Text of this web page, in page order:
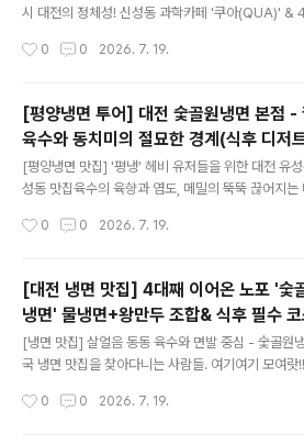
주차장이 꽉 찰 정도로 인기가 높은 곳이에요. 자극적
곁들이면 깔끔하고 든든한 점심 식사가 완성됩니다.
시 대전의 정체성! 신성동 과학카페 '쿠아(QUA)' &
과학 덕후들의 가슴을 뛰게 하는 특별한 코스가 있습
업주가 가업을 일으킨 숯골원냉면은 그 자체로 거대한
품 과학의 역사입니다. 일반적인 소고기 육수와 달리,
면의 구수한 향을 극대화하기 위해 꿩 육수와 동치미
의 산도를 절묘하게 매칭했습니다. 메밀 함량이 높아
니다.​지적 유희의 끝판왕, 과학카페 '쿠아(QUA)' 식후
0 0 2026. 7. 19.
[평양냉면 투어] 대전 숯골원냉면 본점 -
육수와 동치미의 절묘한 경계(식후 디저
과학카페 쿠아)
[평양냉면 맛집] '평냉' 헤비 유저들을 위한 대전 유성
성동 맛집육수의 육향과 염도, 메밀의 뚝뚝 끊어지는
방식을 중요하게 생각하는 분들에게 추천!![평양냉면
냉 덕후'라면 대전 숯골원냉면 본점은 반드시 거쳐 가
이정표입니다. 흔한 우육 베이스의 서울식 평양냉면
결이 다른, 이북 전통 방식을 고수하는 곳이기 때문
꿩 육수와 계절 동치미의 블렌딩 숯골원냉면의 정체
깊이가 소고기와는 완전히 다릅니다. 첫 모금에는 동
0 0 2026. 7. 19.
[대전 냉면 맛집] 4대째 이어온 노포 '숯
냉면' 물냉면+왕만두 조합& 식후 필수 코
'카페 쿠아'
[냉면 맛집] 살얼음 동동 육수와 면발 중심 - 숯골원
국 냉면 맛집을 찾아다니는 사람들. 여기여기 모여랏
만두 조합 & 식후 필수 코스 '카페 쿠아'전국의 냉면
0 0 2026. 7. 19.